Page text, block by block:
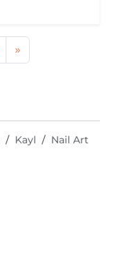
»
Kayl Nail Art